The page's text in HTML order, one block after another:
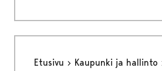
Etusivu Kaupunki ja hallinto